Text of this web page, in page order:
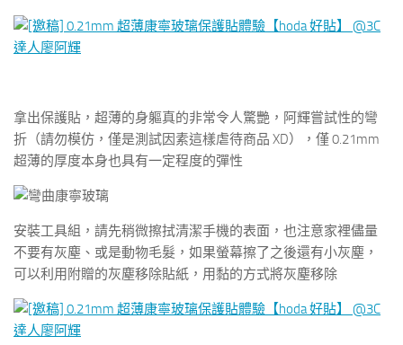
拿出保護貼，超薄的身軀真的非常令人驚艷，阿輝嘗試性的彎
折（請勿模仿，僅是測試因素這樣虐待商品 XD），僅 0.21mm
超薄的厚度本身也具有一定程度的彈性
安裝工具組，請先稍微擦拭清潔手機的表面，也注意家裡儘量
不要有灰塵、或是動物毛髮，如果螢幕擦了之後還有小灰塵，
可以利用附贈的灰塵移除貼紙，用黏的方式將灰塵移除